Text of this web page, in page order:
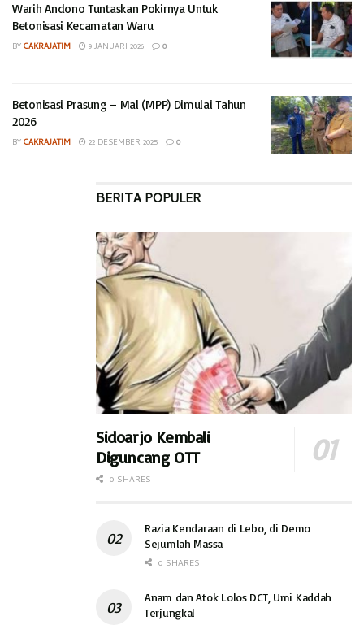
Warih Andono Tuntaskan Pokirnya Untuk
Betonisasi Kecamatan Waru
BYCAKRAJATIM 9 JANUARI 2026 0
Betonisasi Prasung – Mal (MPP) Dimulai Tahun
2026
BYCAKRAJATIM 22 DESEMBER 2025 0
BERITA POPULER
Sidoarjo Kembali
Diguncang OTT
0 SHARES
Razia Kendaraan di Lebo, di Demo
Sejumlah Massa
0 SHARES
Anam dan Atok Lolos DCT, Umi Kaddah
Terjungkal